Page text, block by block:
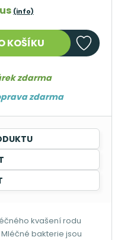
(info)
KOŠÍKU
zdarma
zdarma
kvašení rodu
bakterie jsou